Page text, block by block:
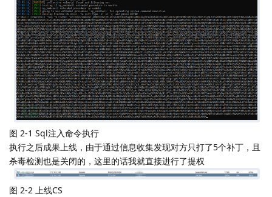
图 2-1 Sql注入命令执行
执行之后成果上线，由于通过信息收集发现对方只打了5个补丁，且
杀毒检测也是关闭的，这里的话我就直接进行了提权
图 2-2 上线CS